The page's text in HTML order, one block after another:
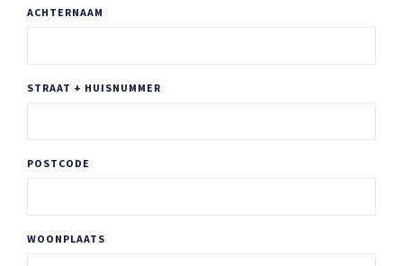
ACHTERNAAM
STRAAT + HUISNUMMER
POSTCODE
WOONPLAATS